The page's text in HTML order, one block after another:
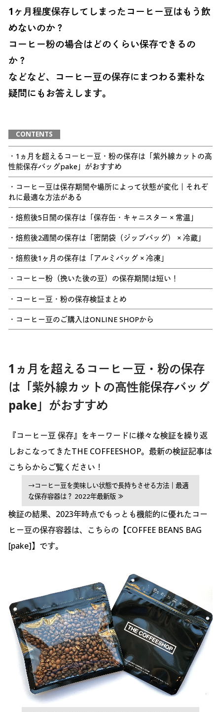
1ヶ月程度保存してしまったコーヒー豆はもう飲
めないのか？
コーヒー粉の場合はどのくらい保存できるの
か？
などなど、コーヒー豆の保存にまつわる素朴な
疑問にもお答えします。
CONTENTS
・1ヵ月を超えるコーヒー豆・粉の保存は「紫外線カットの高
性能保存バッグpake」がおすすめ
・コーヒー豆は保存期間や場所によって状態が変化｜それぞ
れに最適な方法がある
・焙煎後5日間の保存は「保存缶・キャニスター × 常温」
・焙煎後2週間の保存は「密閉袋（ジップバッグ） × 冷蔵」
・焙煎後1ヶ月の保存は「アルミバッグ × 冷凍」
・コーヒー粉（挽いた後の豆）の保存期間は短い！
・コーヒー豆・粉の保存検証まとめ
・コーヒー豆のご購入はONLINE SHOPから
1ヵ月を超えるコーヒー豆・粉の保存
は「紫外線カットの高性能保存バッグ
pake」がおすすめ
『コーヒー豆 保存』をキーワードに様々な検証を繰り返
しおこなってきたTHE COFFEESHOP。最新の検証記事は
こちらからご覧ください！
→コーヒー豆を美味しい状態で長持ちさせる方法｜最適
な保存容器は？ 2022年最新版 ≫
検証の結果、2023年時点でもっとも機能的に優れたコー
ヒー豆の保存容器は、こちらの【COFFEE BEANS BAG
[pake]】です。